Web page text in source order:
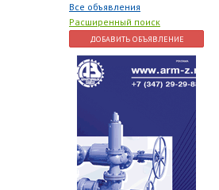
Все объявления
Расширенный поиск
ДОБАВИТЬ ОБЪЯВЛЕНИЕ